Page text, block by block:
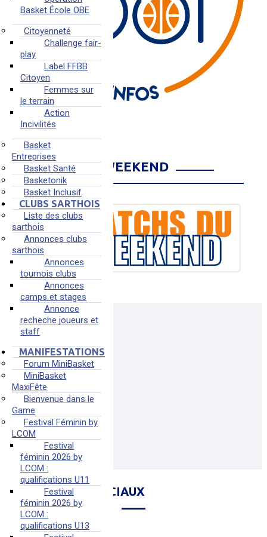
Basket École OBE
Citoyenneté
Challenge fair-
play
Label FFBB
Citoyen
Femmes sur
le terrain
Action
Incivilités
Basket
Entreprises
Basket Santé
Basketonik
Basket Inclusif
CLUBS SARTHOIS
Liste des clubs
sarthois
Annonces clubs
sarthois
Annonces
tournois clubs
Annonces
camps et stages
Annonce
recheche joueurs et
staff
MANIFESTATIONS
Forum MiniBasket
MiniBasket
MaxiFête
Bienvenue dans le
Game
Festival Féminin by
LCOM
Festival
féminin 2026 by
LCOM :
qualifications U11
Festival
féminin 2026 by
LCOM :
qualifications U13
MATCHS DU WEEKEND
NOS RÉSEAUX SOCIAUX